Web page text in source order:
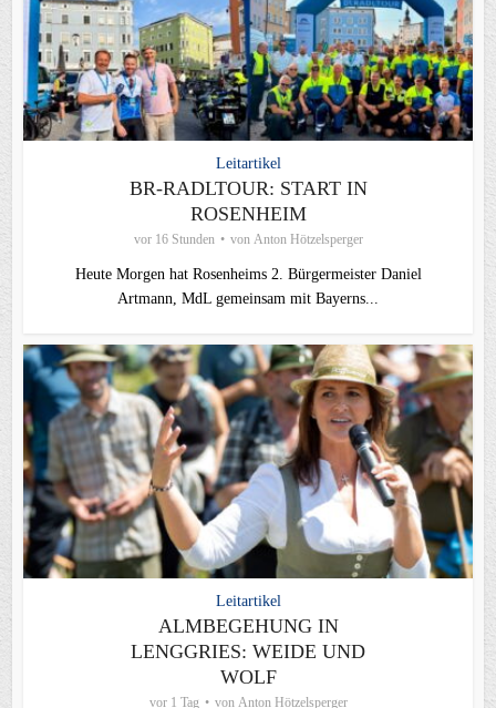
Leitartikel
BR-RADLTOUR: START IN
ROSENHEIM
vor 16 Stunden von Anton Hötzelsperger
Heute Morgen hat Rosenheims 2. Bürgermeister Daniel
Artmann, MdL gemeinsam mit Bayerns...
Leitartikel
ALMBEGEHUNG IN
LENGGRIES: WEIDE UND
WOLF
vor 1 Tag von Anton Hötzelsperger